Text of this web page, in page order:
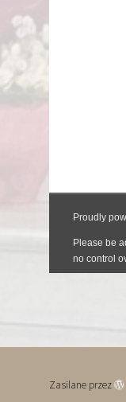
Zasilane przez